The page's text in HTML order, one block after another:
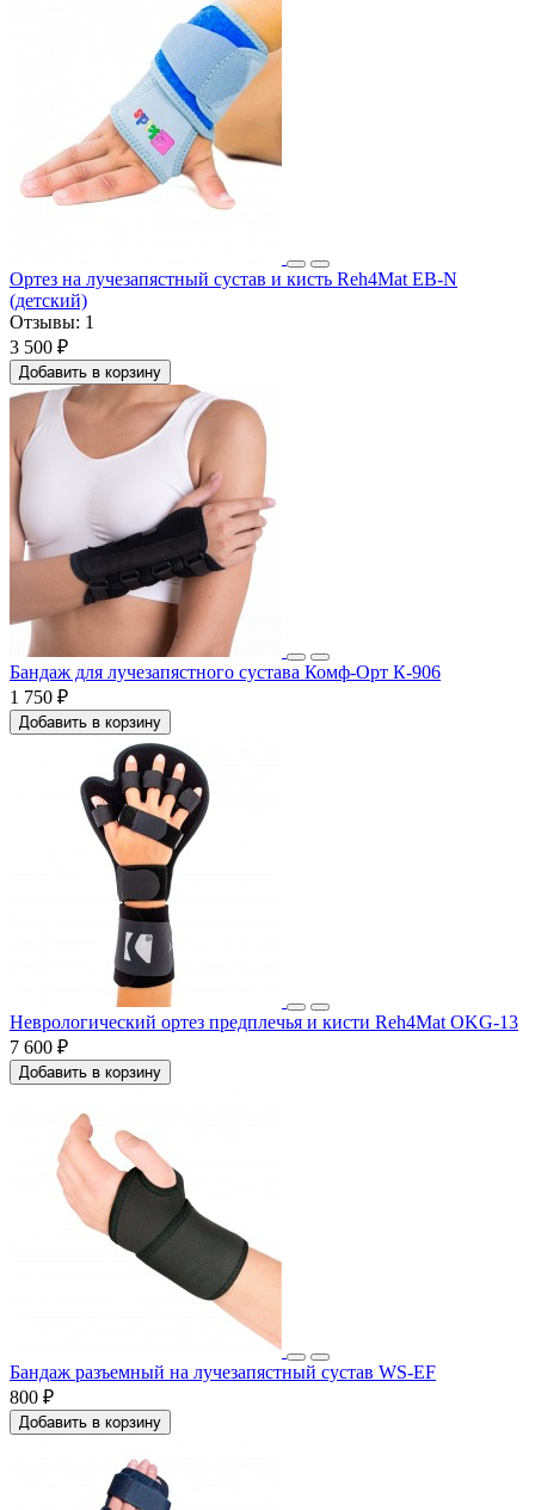
Ортез на лучезапястный сустав и кисть Reh4Mat EB-N
(детский)
Отзывы: 1
3 500 ₽
Добавить в корзину
Бандаж для лучезапястного сустава Комф-Орт К-906
1 750 ₽
Добавить в корзину
Неврологический ортез предплечья и кисти Reh4Mat OKG-13
7 600 ₽
Добавить в корзину
Бандаж разъемный на лучезапястный сустав WS-EF
800 ₽
Добавить в корзину